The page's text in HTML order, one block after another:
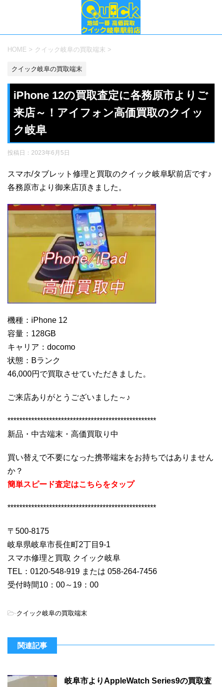
HOME > クイック岐阜の買取端末 >
クイック岐阜の買取端末
iPhone 12の買取査定に各務原市よりご
来店～！アイフォン高価買取のクイッ
ク岐阜
投稿日： 2023年6月5日
スマホ/タブレット修理と買取のクイック岐阜駅前店です♪
各務原市より御来店頂きました。
機種：iPhone 12
容量：128GB
キャリア：docomo
状態：Bランク
46,000円で買取させていただきました。
ご来店ありがとうございました～♪
**************************************************
新品・中古端末・高価買取り中
買い替えで不要になった携帯端末をお持ちではありません
か？
簡単スピード査定はこちらをタップ
**************************************************
〒500-8175
岐阜県岐阜市長住町2丁目9-1
スマホ修理と買取 クイック岐阜
TEL：0120-548-919 または 058-264-7456
受付時間10：00～19：00
-クイック岐阜の買取端末
関連記事
岐阜市よりAppleWatch Series9の買取査